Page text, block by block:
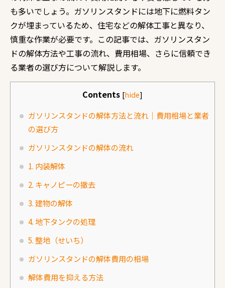
も多いでしょう。ガソリンスタンドには地下に燃料タン
クが埋まっているため、住宅などの解体工事と異なり、
慎重な作業が必要です。この記事では、ガソリンスタン
ドの解体方法や工事の流れ、費用相場、さらに信頼でき
る業者の選び方について解説します。
Contents [hide]
ガソリンスタンドの解体方法と流れ｜費用相場と業者
の選び方
ガソリンスタンドの解体の流れ
1. 内装解体
2. キャノピーの撤去
3. 建物の解体
4. 地下タンクの処理
5. 整地（せいち）
ガソリンスタンドの解体費用の相場
解体費用を抑える方法